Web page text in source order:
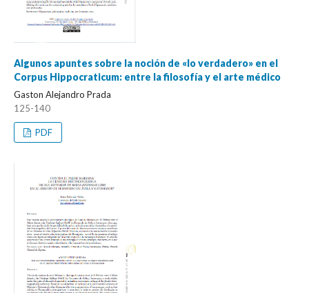
Algunos apuntes sobre la noción de «lo verdadero» en el
Corpus Hippocraticum: entre la filosofía y el arte médico
Gaston Alejandro Prada
125-140
PDF